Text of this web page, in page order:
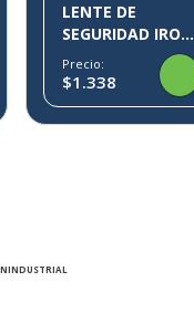
LENTE DE
SEGURIDAD IRON-
X IX09
Precio:
$1.338
INDUSTRIAL